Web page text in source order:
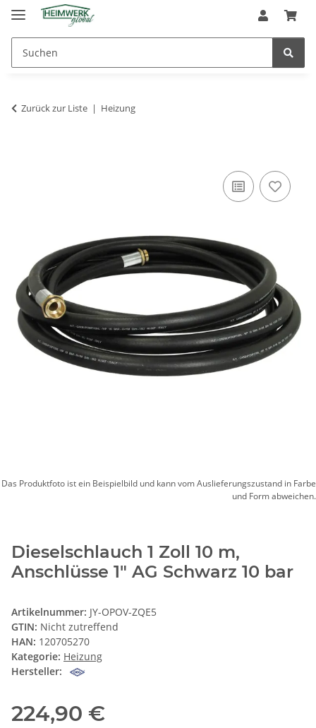
Zurück zur Liste Heizung
Das Produktfoto ist ein Beispielbild und kann vom Auslieferungszustand in Farbe
und Form abweichen.
Dieselschlauch 1 Zoll 10 m,
Anschlüsse 1" AG Schwarz 10 bar
Artikelnummer: JY-OPOV-ZQE5
GTIN: Nicht zutreffend
HAN: 120705270
Kategorie: Heizung
Hersteller:
224,90 €